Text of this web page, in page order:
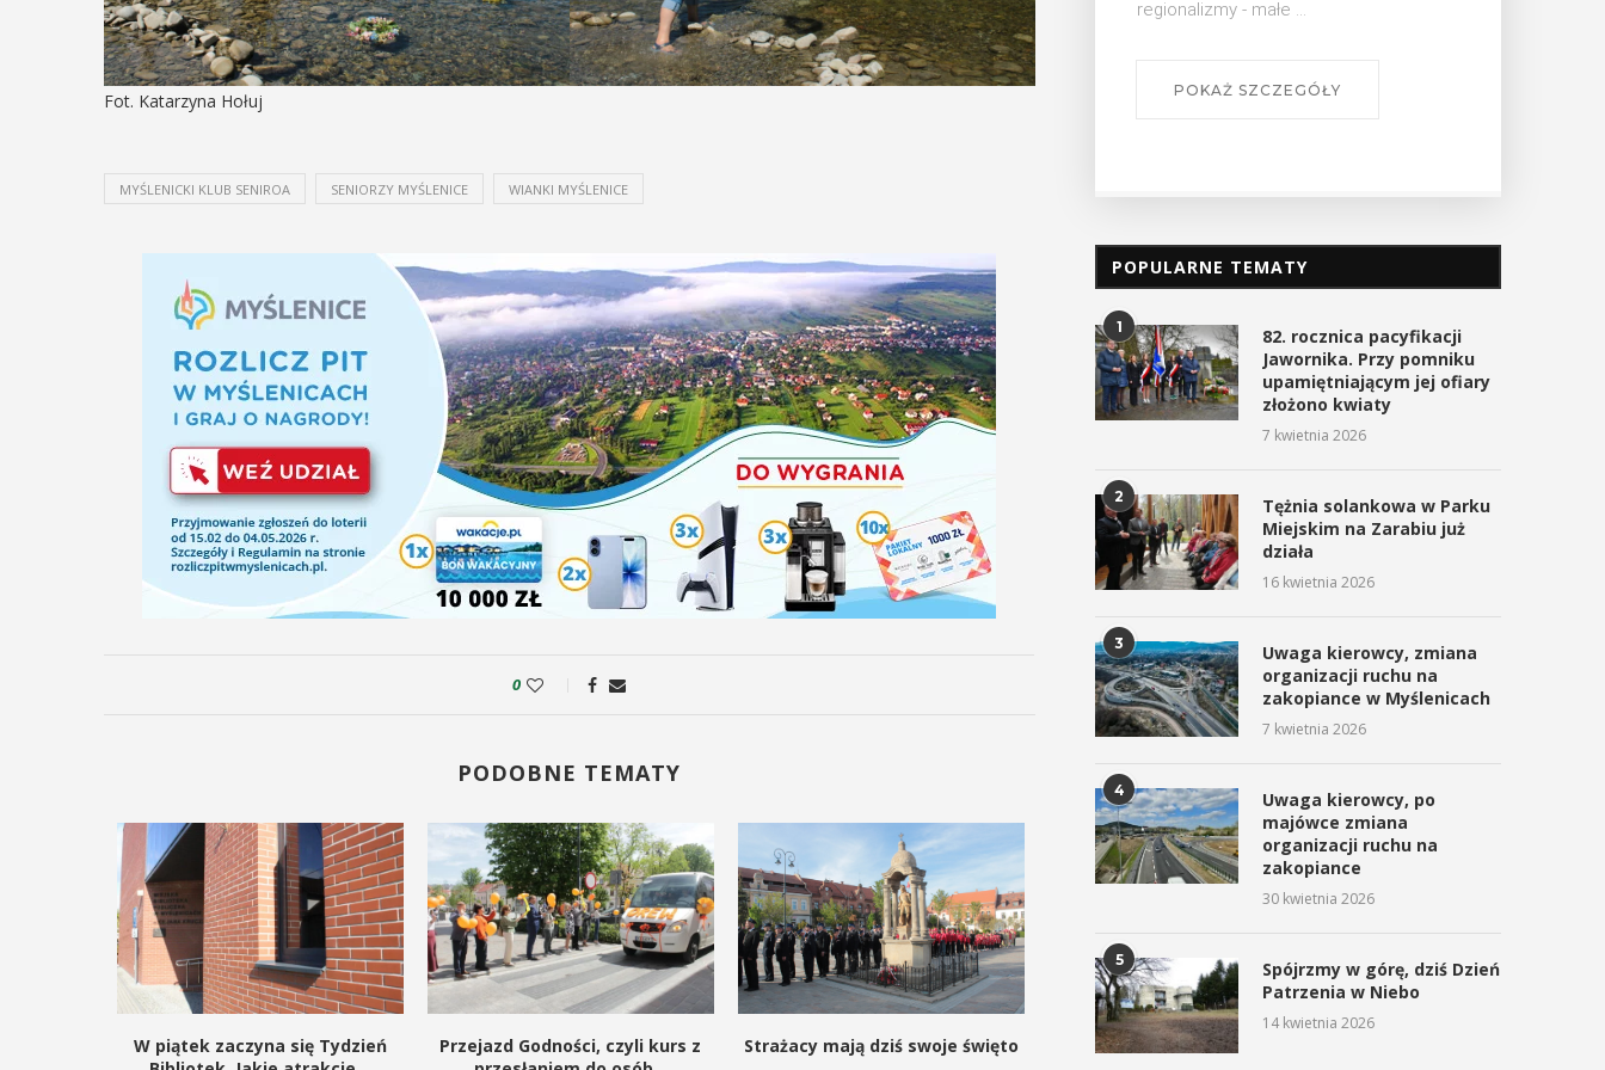
Fot. Katarzyna Hołuj
MYŚLENICKI KLUB SENIROA SENIORZY MYŚLENICE WIANKI MYŚLENICE
0
PODOBNE TEMATY
W piątek zaczyna się Tydzień
Przejazd Godności, czyli kurs z
Strażacy mają dziś swoje święto
Uroczyste obchody Święta
SZCZEGÓŁY
POKAŻ SZCZEGÓŁY
regionalizmy - małe ...
POKAŻ SZCZEGÓŁY
POPULARNE TEMATY
1
82. rocznica pacyfikacji
Jawornika. Przy pomniku
upamiętniającym jej ofiary
złożono kwiaty
7 kwietnia 2026
2
Tężnia solankowa w Parku
Miejskim na Zarabiu już
działa
16 kwietnia 2026
3
Uwaga kierowcy, zmiana
organizacji ruchu na
zakopiance w Myślenicach
7 kwietnia 2026
4
Uwaga kierowcy, po
majówce zmiana
organizacji ruchu na
zakopiance
30 kwietnia 2026
5
Spójrzmy w górę, dziś Dzień
Patrzenia w Niebo
14 kwietnia 2026